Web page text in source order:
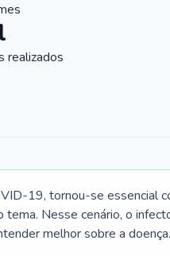
realizados
19, tornou-se essencial
tema. Nesse cenário, o
melhor sobre a doença.